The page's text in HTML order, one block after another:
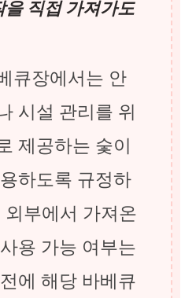
을 직접 가져가도
큐장에서는 안
시설 관리를 위
제공하는 숯이
하도록 규정하
부에서 가져온
용 가능 여부는
에 해당 바베큐